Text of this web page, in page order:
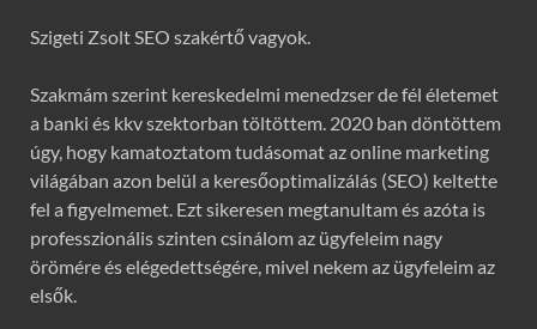
Szigeti Zsolt SEO szakértő vagyok.
Szakmám szerint kereskedelmi menedzser de fél életemet
a banki és kkv szektorban töltöttem. 2020 ban döntöttem
úgy, hogy kamatoztatom tudásomat az online marketing
világában azon belül a keresőoptimalizálás (SEO) keltette
fel a figyelmemet. Ezt sikeresen megtanultam és azóta is
professzionális szinten csinálom az ügyfeleim nagy
örömére és elégedettségére, mivel nekem az ügyfeleim az
elsők.